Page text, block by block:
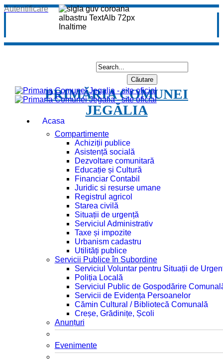
Autentificare
PRIMĂRIA COMUNEI
JEGĂLIA
Acasa
Compartimente
Achiziții publice
Asistență socială
Dezvoltare comunitară
Educație și Cultură
Financiar Contabil
Juridic si resurse umane
Registrul agricol
Starea civilă
Situații de urgență
Serviciul Administrativ
Taxe și impozite
Urbanism cadastru
Utilități publice
Servicii Publice în Subordine
Serviciul Voluntar pentru Situații de
Poliția Locală
Serviciul Public de Gospodărire
Servicii de Evidența Persoanelor
Cămin Cultural / Bibliotecă Comunală
Creșe, Grădinițe, Școli
Anunțuri
Evenimente